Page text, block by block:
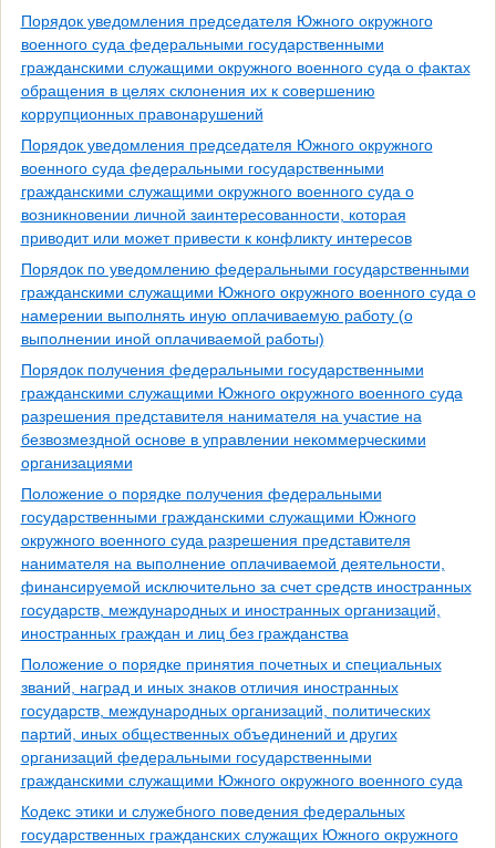
Порядок уведомления председателя Южного окружного
военного суда федеральными государственными
гражданскими служащими окружного военного суда о фактах
обращения в целях склонения их к совершению
коррупционных правонарушений
Порядок уведомления председателя Южного окружного
военного суда федеральными государственными
гражданскими служащими окружного военного суда о
возникновении личной заинтересованности, которая
приводит или может привести к конфликту интересов
Порядок по уведомлению федеральными государственными
гражданскими служащими Южного окружного военного суда о
намерении выполнять иную оплачиваемую работу (о
выполнении иной оплачиваемой работы)
Порядок получения федеральными государственными
гражданскими служащими Южного окружного военного суда
разрешения представителя нанимателя на участие на
безвозмездной основе в управлении некоммерческими
организациями
Положение о порядке получения федеральными
государственными гражданскими служащими Южного
окружного военного суда разрешения представителя
нанимателя на выполнение оплачиваемой деятельности,
финансируемой исключительно за счет средств иностранных
государств, международных и иностранных организаций,
иностранных граждан и лиц без гражданства
Положение о порядке принятия почетных и специальных
званий, наград и иных знаков отличия иностранных
государств, международных организаций, политических
партий, иных общественных объединений и других
организаций федеральными государственными
гражданскими служащими Южного окружного военного суда
Кодекс этики и служебного поведения федеральных
государственных гражданских служащих Южного окружного